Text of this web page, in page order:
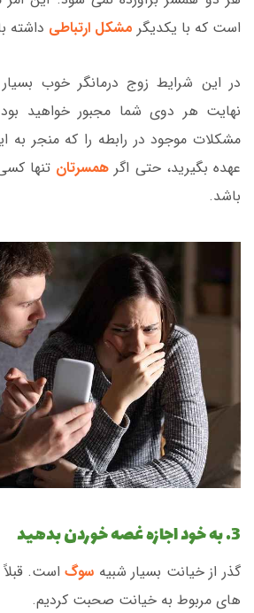
است که با یکدیگر مشکل ارتباطی داشته
در این شرایط زوج درمانگر خوب
نهایت هر دوی شما مجبور خواهید
مشکلات موجود در رابطه را که منجر به
عهده بگیرید، حتی اگر همسرتان تنها
باشد.
3. به خود اجازه غصه خوردن بدهید
گذر از خیانت بسیار شبیه سوگ است.
های مربوط به خیانت صحبت کردیم.